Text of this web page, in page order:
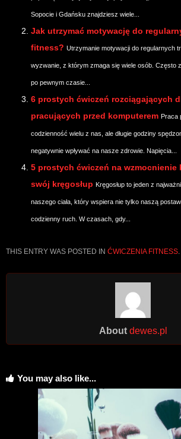
Sopocie i Gdańsku znajdziesz wiele...
Jak utrzymać motywację do
fitness? Utrzymanie motywacji do regularnych
wyzwanie, z którym zmaga się wiele osób. Często
po pewnym czasie...
6 prostych ćwiczeń rozciągających
pracujących przed komputerem Praca
codzienność wielu z nas, ale długie godziny
negatywnie wpływać na nasze zdrowie. Napięcia...
5 prostych ćwiczeń na wzmocnienie
swój kręgosłup Kręgosłup to jeden z
naszego ciała, który wspiera nie tylko naszą
codzienny ruch. W czasach, gdy...
THIS ENTRY WAS POSTED IN ĆWICZENIA FITNESS
About dewes.pl
You may also like...